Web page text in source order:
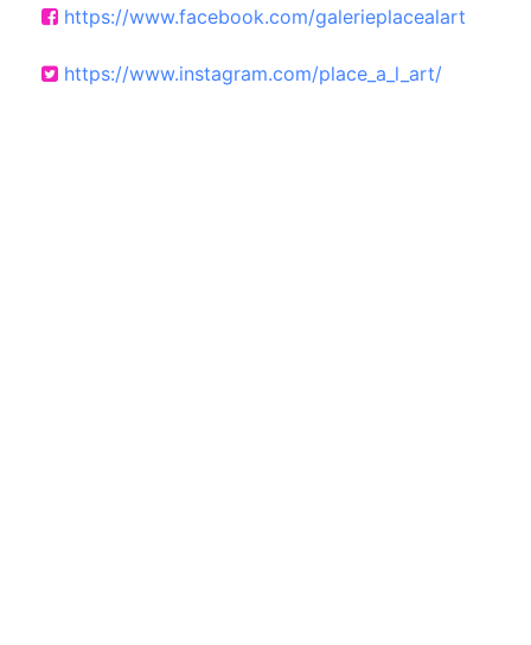
https://www.facebook.com/galerieplacealart
https://www.instagram.com/place_a_l_art/